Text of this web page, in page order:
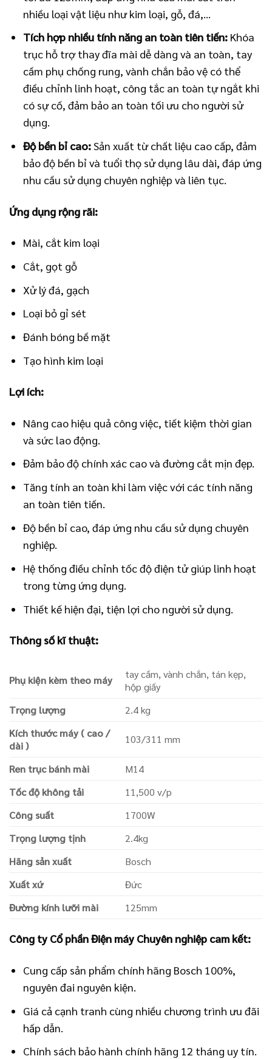
nhiều loại vật liệu như kim loại, gỗ, đá,…
Tích hợp nhiều tính năng an toàn tiên tiến: Khóa
trục hỗ trợ thay đĩa mài dễ dàng và an toàn, tay
cầm phụ chống rung, vành chắn bảo vệ có thể
điều chỉnh linh hoạt, công tắc an toàn tự ngắt khi
có sự cố, đảm bảo an toàn tối ưu cho người sử
dụng.
Độ bền bỉ cao:Sản xuất từ chất liệu cao cấp, đảm
bảo độ bền bỉ và tuổi thọ sử dụng lâu dài, đáp ứng
nhu cầu sử dụng chuyên nghiệp và liên tục.
Ứng dụng rộng rãi:
Mài, cắt kim loại
Cắt, gọt gỗ
Xử lý đá, gạch
Loại bỏ gỉ sét
Đánh bóng bề mặt
Tạo hình kim loại
Lợi ích:
Nâng cao hiệu quả công việc, tiết kiệm thời gian
và sức lao động.
Đảm bảo độ chính xác cao và đường cắt mịn đẹp.
Tăng tính an toàn khi làm việc với các tính năng
an toàn tiên tiến.
Độ bền bỉ cao, đáp ứng nhu cầu sử dụng chuyên
nghiệp.
Hệ thống điều chỉnh tốc độ điện tử giúp linh hoạt
trong từng ứng dụng.
Thiết kế hiện đại, tiện lợi cho người sử dụng.
Thông số kĩ thuật:
Phụ kiện kèm theo máy
tay cầm, vành chắn, tán kẹp,
hộp giấy
Trọng lượng
2.4 kg
Kích thước máy ( cao /
dài )
103/311 mm
Ren trục bánh mài
M14
Tốc độ không tải
11,500 v/p
Công suất
1700W
Trọng lượng tịnh
2.4kg
Hãng sản xuất
Bosch
Xuất xứ
Đức
Đường kính lưỡi mài
125mm
Công ty Cổ phần Điện máy Chuyên nghiệp cam kết:
Cung cấp sản phẩm chính hãng Bosch 100%,
nguyên đai nguyên kiện.
Giá cả cạnh tranh cùng nhiều chương trình ưu đãi
hấp dẫn.
Chính sách bảo hành chính hãng 12 tháng uy tín.